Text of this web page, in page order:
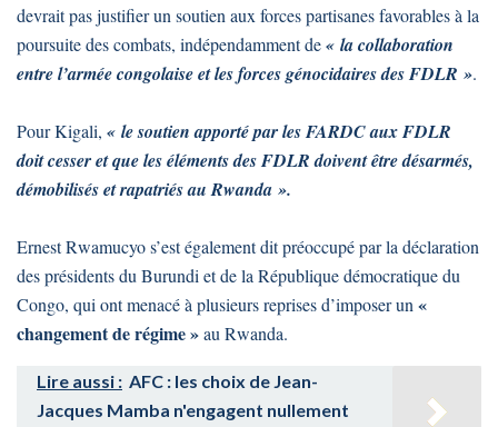
devrait pas justifier un soutien aux forces partisanes favorables à la
poursuite des combats, indépendamment de« la collaboration
entre l’armée congolaise et les forces génocidaires des FDLR ».
Pour Kigali, « le soutien apporté par les FARDC aux FDLR
doit cesser et que les éléments des FDLR doivent être désarmés,
démobilisés et rapatriés au Rwanda ».
Ernest Rwamucyo s’est également dit préoccupé par la déclaration
des présidents du Burundi et de la République démocratique du
Congo, qui ont menacé à plusieurs reprises d’imposer un «
changement de régime »au Rwanda.
Lire aussi : AFC : les choix de Jean-
Jacques Mamba n'engagent nullement